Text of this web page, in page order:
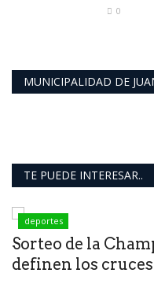
0
MUNICIPALIDAD DE
TE PUEDE INTERESAR..
deportes
Sorteo de la
definen los